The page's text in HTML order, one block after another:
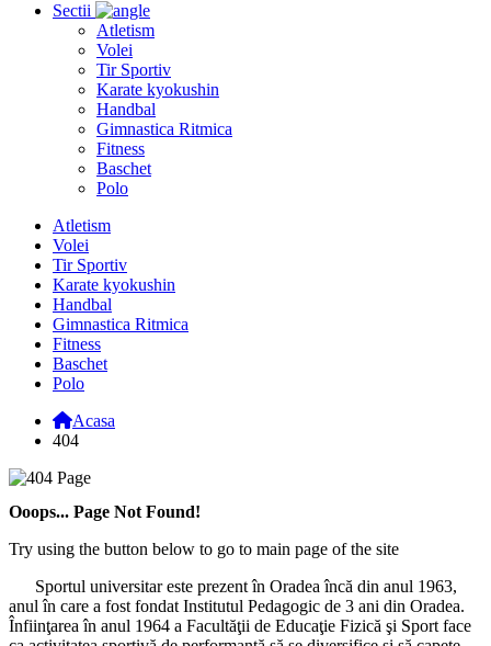
Sectii
Atletism
Volei
Tir Sportiv
Karate kyokushin
Handbal
Gimnastica Ritmica
Fitness
Baschet
Polo
Atletism
Volei
Tir Sportiv
Karate kyokushin
Handbal
Gimnastica Ritmica
Fitness
Baschet
Polo
Acasa
404
Ooops... Page Not Found!
Try using the button below to go to main page of the site
Sportul universitar este prezent în Oradea încă din anul 1963,
anul în care a fost fondat Institutul Pedagogic de 3 ani din Oradea.
Înfiinţarea în anul 1964 a Facultăţii de Educaţie Fizică şi Sport face